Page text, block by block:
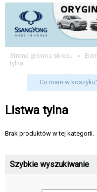
Strona główna sklepu »
tylna
Co mam w
Listwa tylna
Brak produktów w tej kategorii.
Szybkie wyszukiwanie